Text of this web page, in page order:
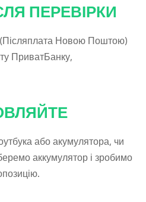
ПЕРЕВІРКИ
Новою Поштою)
ПриватБанку,
або акумулятора, чи
аккумулятор і зробимо